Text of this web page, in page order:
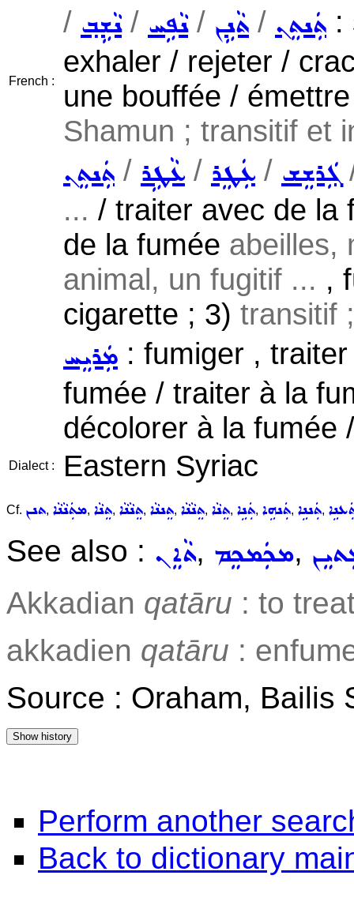
French :
/ ܢܵܫܹܒ݂/ ܢܵܦܹܚ/ ܬܵܢܹܢ / ܬܲܢܬܸܢ :
exhaler / rejeter /
une bouffée /
Shamun ; transitif et
ܬܲܢܬܸܢ / ܥܵܛܹܪ / ܥܲܛܸܪ / ܓܲܪܫܸܫ
... / traiter avec de la
de la fumée abeilles,
animal, un fugitif ... ,
cigarette ; 3) transitif
ܡܲܪܝܸܚ : fumiger ,
fumée / traiter à la
décolorer à la fumée
Dialect : Eastern Syriac
Cf. ܬܢܢ, ܡܬܲܢܵܢܵܐ, ܬܸܢܵܐ, ܬܸܢܵܢܵܐ, ܬܸܢܢܵܐ, ܬܸܢܵܢܵܐ, ܬܸܢܵܐ, ܬܲܢܹܐ, ܬܲܢܗܹܐ, ܬܲܢܢܹܐ,
See also : ܬܵܐܸܢ, ܡܟܲܡܟܸܡ,
Akkadian qatāru : to
akkadien qatāru :
Source : Oraham, Bailis
Perform another
Back to dictionary